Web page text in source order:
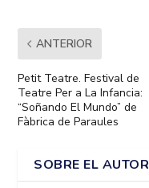
ANTERIOR
Petit Teatre. Festival de
Teatre Per a La Infancia:
“Soñando El Mundo” de
Fàbrica de Paraules
SOBRE EL AUTOR